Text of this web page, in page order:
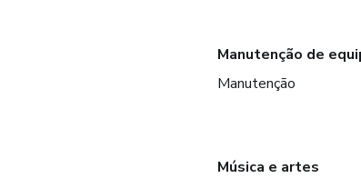
Manutenção de
Manutenção
Música e artes